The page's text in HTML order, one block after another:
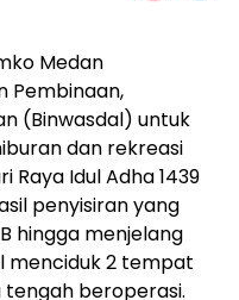
Medan
Pembinaan,
(Binwasdal) untuk
dan rekreasi
Idul Adha 1439
penyisiran yang
hingga menjelang
menciduk 2 tempat
tengah beroperasi.